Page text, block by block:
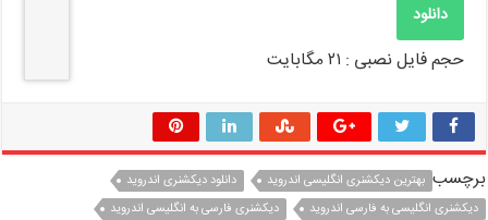
دانلود
حجم فایل نصبی : ۲۱ مگابایت
برچسب بهترین دیکشنری انگلیسی اندروید
دانلود دیکشنری اندروید
دیکشنری انگلیسی به فارسی اندروید
دیکشنری فارسی به انگلیسی اندروید